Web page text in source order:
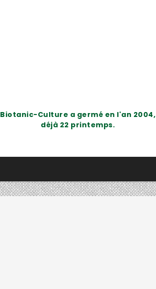
Biotanic-Culture a germé en l'an 2004,
déjà 22 printemps.